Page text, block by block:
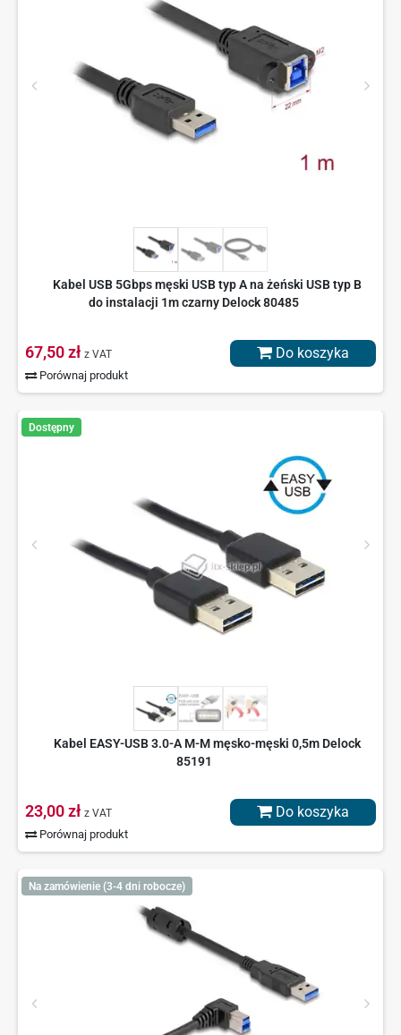
Kabel USB 5Gbps męski USB typ A na żeński USB typ B
do instalacji 1m czarny Delock 80485
67,50 zł z VAT
Porównaj produkt
Do koszyka
Dostępny
Kabel EASY-USB 3.0-A M-M męsko-męski 0,5m Delock
85191
23,00 zł z VAT
Porównaj produkt
Do koszyka
Na zamówienie (3-4 dni robocze)